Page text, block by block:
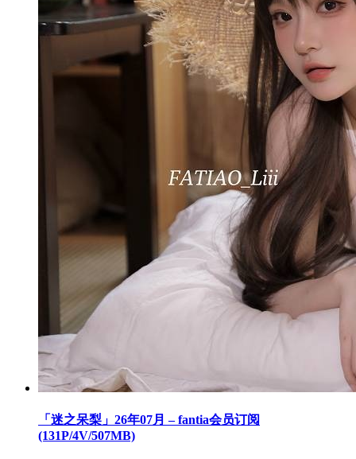
「迷之呆梨」26年07月 – fantia会员订阅
(131P/4V/507MB)